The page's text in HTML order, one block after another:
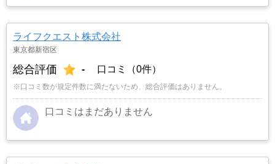
ライフクエスト株式会社
東京都新宿区
総合評価 - 口コミ（0件）
※口コミ数が規定件数に満たないため、総合評価はありません。
口コミはまだありません